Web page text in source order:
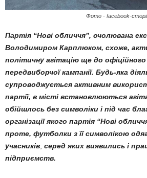
Фото - facebook-
Партія “Нові обличчя”, очолювана
Володимиром Карплюком, схоже,
політичну агітацію ще до
передвиборчої кампанії. Будь-яка
супроводжується активним
партії, в місті встановлюються
обійшлось без символіки і під час
організації якого партія “Нові
проте, футболки з її символікою
учасників, серед яких виявились і
підприємств.